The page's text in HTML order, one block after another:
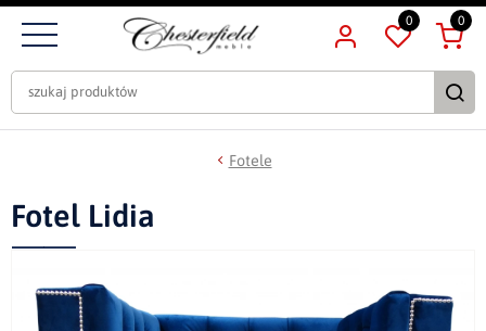
0 0
Fotele
Fotel Lidia